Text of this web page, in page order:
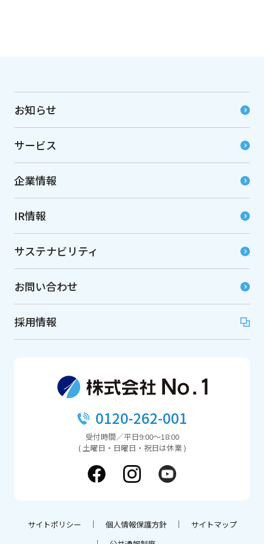
お知らせ
サービス
企業情報
IR情報
サステナビリティ
お問い合わせ
採用情報
0120-262-001
受付時間／平日9:00～18:00
( 土曜日・日曜日・祝日は休業 )
サイトポリシー 個人情報保護方針
サイトマップ